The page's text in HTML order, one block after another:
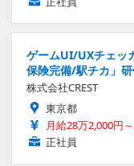
ゲームUI/UXチェッ
保険完備/駅チカ」
株式会社CREST
東京都
月給28万2,000円
正社員